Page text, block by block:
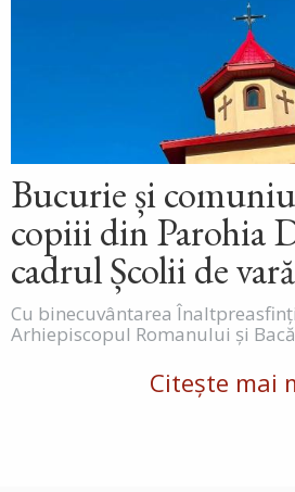
Bucurie și
copiii din Parohia
cadrul Școlii de vară
Cu binecuvântarea
Arhiepiscopul Romanului și
Citește mai